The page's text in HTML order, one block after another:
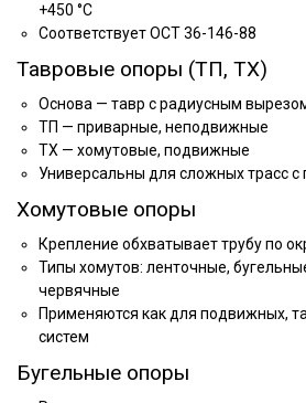
+450 °C
Соответствует ОСТ 36-146-88
Тавровые опоры (ТП, ТХ)
Основа — тавр с радиусным
ТП — приварные, неподвижные
ТХ — хомутовые, подвижные
Универсальны для сложных трасс с
Хомутовые опоры
Крепление обхватывает трубу по
Типы хомутов: ленточные,
червячные
Применяются как для подвижных,
систем
Бугельные опоры